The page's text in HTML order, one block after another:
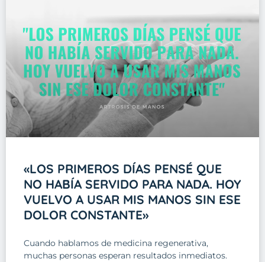
«LOS PRIMEROS DÍAS PENSÉ QUE
NO HABÍA SERVIDO PARA NADA. HOY
VUELVO A USAR MIS MANOS SIN ESE
DOLOR CONSTANTE»
Cuando hablamos de medicina regenerativa,
muchas personas esperan resultados inmediatos.